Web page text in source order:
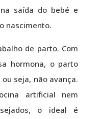
saída do bebé e
nascimento.
de parto. Com
hormona, o parto
seja, não avança.
artificial nem
o ideal é